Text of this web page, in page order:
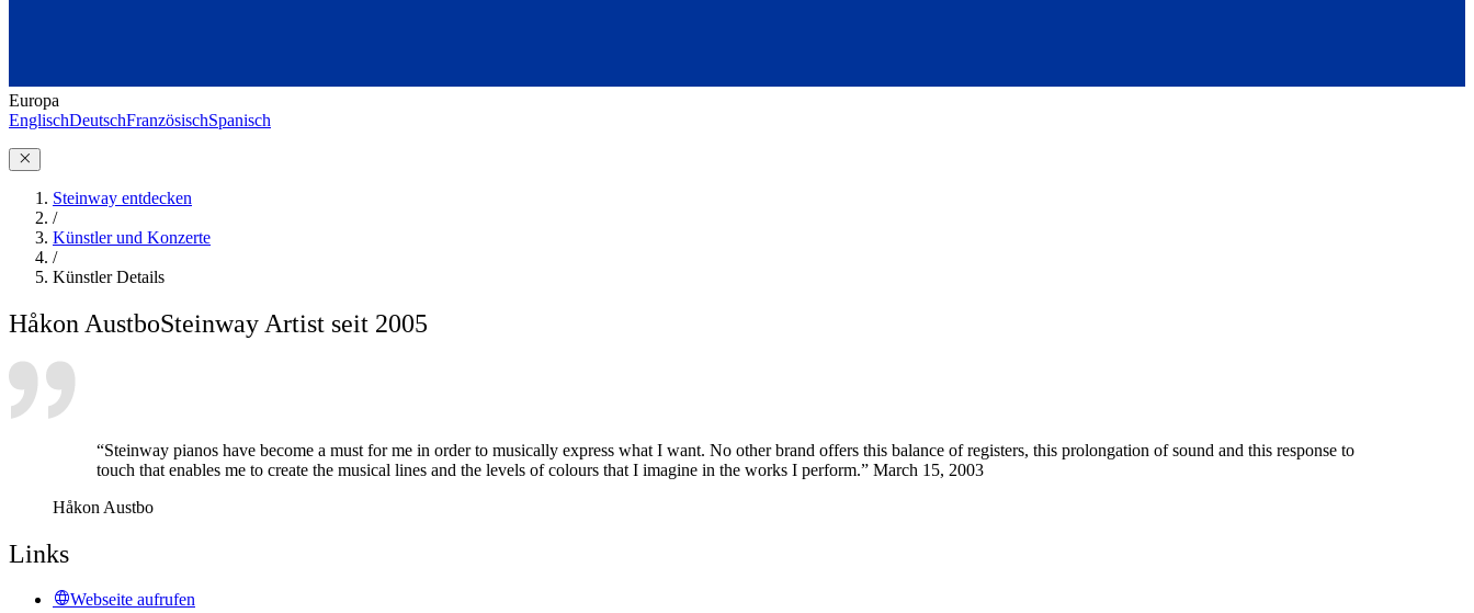
Europa
EnglischDeutschFranzösischSpanisch
Steinway entdecken
/
Künstler und Konzerte
/
Künstler Details
Håkon AustboSteinway Artist seit 2005
“Steinway pianos have become a must for me in order to musically express what I want. No other brand offers this balance of registers, this prolongation of sound and this response to
touch that enables me to create the musical lines and the levels of colours that I imagine in the works I perform.” March 15, 2003
Håkon Austbo
Links
Webseite aufrufen